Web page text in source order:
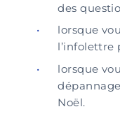
des
lorsque
l’infolettre
lorsque
Noël.